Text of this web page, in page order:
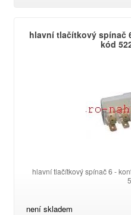
hlavní tlačítkový spínač
kód
hlavní tlačítkový spínač 6 -
není skladem